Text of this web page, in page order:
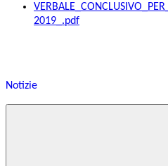
2019_.pdf
Notizie